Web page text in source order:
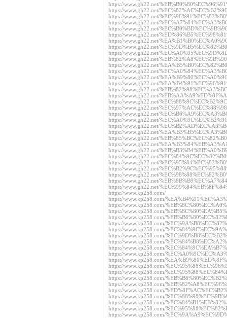
https://www.gh22.net/
https://www.gh22.net/
https://www.gh22.net/
https://www.gh22.net/
https://www.gh22.net/
https://www.gh22.net/
https://www.gh22.net/
https://www.gh22.net/
https://www.gh22.net/
https://www.gh22.net/
https://www.gh22.net/
https://www.gh22.net/
https://www.gh22.net/
https://www.gh22.net/
https://www.gh22.net/
https://www.gh22.net/
https://www.gh22.net/
https://www.gh22.net/
https://www.gh22.net/
https://www.gh22.net/
https://www.gh22.net/
https://www.gh22.net/
https://www.gh22.net/
https://www.gh22.net/
https://www.gh22.net/
https://www.gh22.net/
https://www.gh22.net/
https://www.gh22.net/
https://www.gh22.net/
https://www.gh22.net/
https://www.gh22.net/
https://www.kp258.com/
https://www.kp258.com/
https://www.kp258.com/
https://www.kp258.com/
https://www.kp258.com/
https://www.kp258.com/
https://www.kp258.com/
https://www.kp258.com/
https://www.kp258.com/
https://www.kp258.com/
https://www.kp258.com/
https://www.kp258.com/
https://www.kp258.com/
https://www.kp258.com/
https://www.kp258.com/
https://www.kp258.com/
https://www.kp258.com/
https://www.kp258.com/
https://www.kp258.com/
https://www.kp258.com/
https://www.kp258.com/